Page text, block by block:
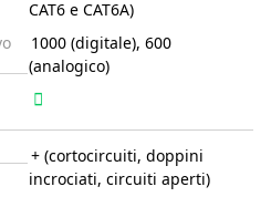
CAT6 e CAT6A)
1000 (digitale), 600
(analogico)
+ (cortocircuiti, doppini
incrociati, circuiti aperti)